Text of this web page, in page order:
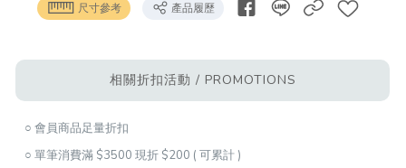
尺寸參考 產品履歷
相關折扣活動 / PROMOTIONS
○ 會員商品足量折扣
○ 單筆消費滿 $3500 現折 $200 ( 可累計 )